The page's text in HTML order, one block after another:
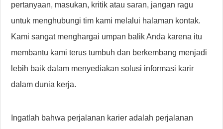
pertanyaan, masukan, kritik atau saran, jangan ragu
untuk menghubungi tim kami melalui halaman kontak.
Kami sangat menghargai umpan balik Anda karena itu
membantu kami terus tumbuh dan berkembang menjadi
lebih baik dalam menyediakan solusi informasi karir
dalam dunia kerja.
Ingatlah bahwa perjalanan karier adalah perjalanan